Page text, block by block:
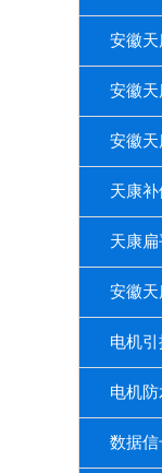
安徽
安徽
安徽
天康
天康
安徽
电机
电机
数据